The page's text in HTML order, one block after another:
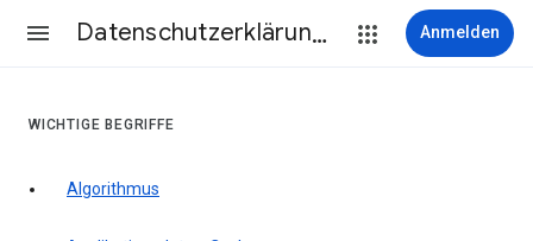
Datenschutzerklärung & Nutzungsbedingungen Anmelden
WICHTIGE BEGRIFFE
Algorithmus